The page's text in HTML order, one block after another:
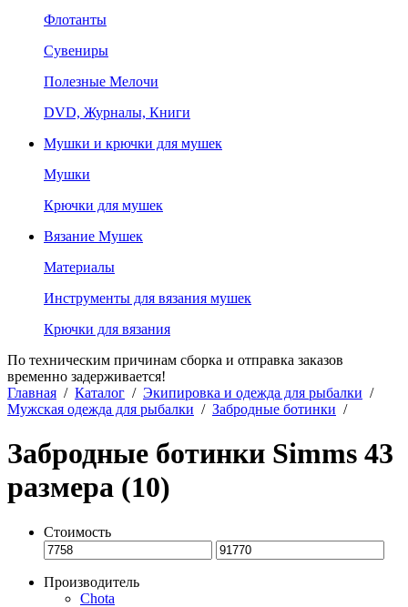
Флотанты
Сувениры
Полезные Мелочи
DVD, Журналы, Книги
Мушки и крючки для мушек
Мушки
Крючки для мушек
Вязание Мушек
Материалы
Инструменты для вязания мушек
Крючки для вязания
По техническим причинам сборка и отправка заказов
временно задерживается!
Главная / Каталог / Экипировка и одежда для рыбалки /
Мужская одежда для рыбалки / Забродные ботинки /
Забродные ботинки Simms 43
размера (10)
Стоимость
Производитель
Chota